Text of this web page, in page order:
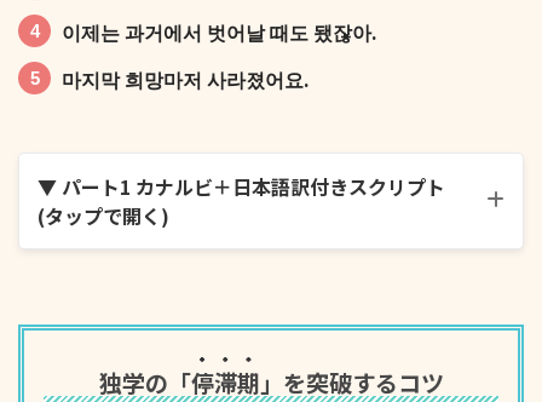
이제는 과거에서 벗어날 때도 됐잖아.
마지막 희망마저 사라졌어요.
▼ パート1 カナルビ＋日本語訳付きスクリプト
(タップで開く)
独学の「停滞期」を突破するコツ